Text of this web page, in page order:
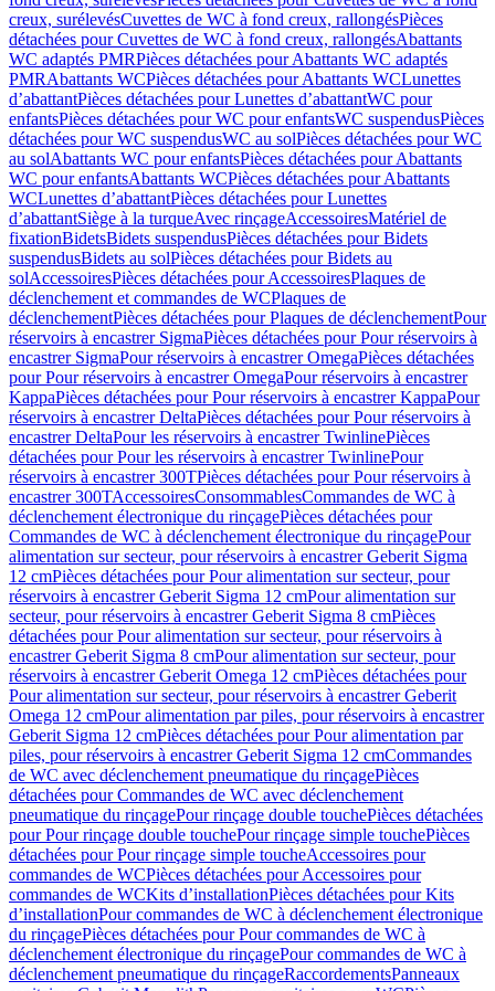
creux, surélevésCuvettes de WC à fond creux, rallongésPièces
détachées pour Cuvettes de WC à fond creux, rallongésAbattants
WC adaptés PMRPièces détachées pour Abattants WC adaptés
PMRAbattants WCPièces détachées pour Abattants WCLunettes
d’abattantPièces détachées pour Lunettes d’abattantWC pour
enfantsPièces détachées pour WC pour enfantsWC suspendusPièces
détachées pour WC suspendusWC au solPièces détachées pour WC
au solAbattants WC pour enfantsPièces détachées pour Abattants
WC pour enfantsAbattants WCPièces détachées pour Abattants
WCLunettes d’abattantPièces détachées pour Lunettes
d’abattantSiège à la turqueAvec rinçageAccessoiresMatériel de
fixationBidetsBidets suspendusPièces détachées pour Bidets
suspendusBidets au solPièces détachées pour Bidets au
solAccessoiresPièces détachées pour AccessoiresPlaques de
déclenchement et commandes de WCPlaques de
déclenchementPièces détachées pour Plaques de déclenchementPour
réservoirs à encastrer SigmaPièces détachées pour Pour réservoirs à
encastrer SigmaPour réservoirs à encastrer OmegaPièces détachées
pour Pour réservoirs à encastrer OmegaPour réservoirs à encastrer
KappaPièces détachées pour Pour réservoirs à encastrer KappaPour
réservoirs à encastrer DeltaPièces détachées pour Pour réservoirs à
encastrer DeltaPour les réservoirs à encastrer TwinlinePièces
détachées pour Pour les réservoirs à encastrer TwinlinePour
réservoirs à encastrer 300TPièces détachées pour Pour réservoirs à
encastrer 300TAccessoiresConsommablesCommandes de WC à
déclenchement électronique du rinçagePièces détachées pour
Commandes de WC à déclenchement électronique du rinçagePour
alimentation sur secteur, pour réservoirs à encastrer Geberit Sigma
12 cmPièces détachées pour Pour alimentation sur secteur, pour
réservoirs à encastrer Geberit Sigma 12 cmPour alimentation sur
secteur, pour réservoirs à encastrer Geberit Sigma 8 cmPièces
détachées pour Pour alimentation sur secteur, pour réservoirs à
encastrer Geberit Sigma 8 cmPour alimentation sur secteur, pour
réservoirs à encastrer Geberit Omega 12 cmPièces détachées pour
Pour alimentation sur secteur, pour réservoirs à encastrer Geberit
Omega 12 cmPour alimentation par piles, pour réservoirs à encastrer
Geberit Sigma 12 cmPièces détachées pour Pour alimentation par
piles, pour réservoirs à encastrer Geberit Sigma 12 cmCommandes
de WC avec déclenchement pneumatique du rinçagePièces
détachées pour Commandes de WC avec déclenchement
pneumatique du rinçagePour rinçage double touchePièces détachées
pour Pour rinçage double touchePour rinçage simple touchePièces
détachées pour Pour rinçage simple toucheAccessoires pour
commandes de WCPièces détachées pour Accessoires pour
commandes de WCKits d’installationPièces détachées pour Kits
d’installationPour commandes de WC à déclenchement électronique
du rinçagePièces détachées pour Pour commandes de WC à
déclenchement électronique du rinçagePour commandes de WC à
déclenchement pneumatique du rinçageRaccordementsPanneaux